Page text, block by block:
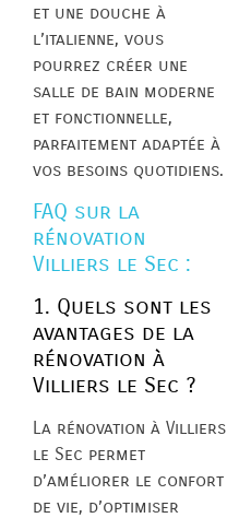
et une douche à
l’italienne, vous
pourrez créer une
salle de bain moderne
et fonctionnelle,
parfaitement adaptée à
vos besoins quotidiens.
FAQ sur la
rénovation
Villiers le Sec :
1. Quels sont les
avantages de la
rénovation à
Villiers le Sec ?
La rénovation à Villiers
le Sec permet
d’améliorer le confort
de vie, d’optimiser